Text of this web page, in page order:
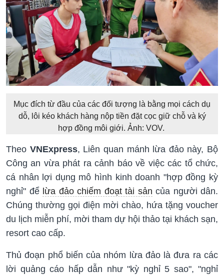
Mục đích từ đầu của các đối tượng là bằng mọi cách dụ
dỗ, lôi kéo khách hàng nộp tiền đặt cọc giữ chỗ và ký
hợp đồng môi giới. Ảnh: VOV.
Theo VNExpress, Liên quan mánh lừa đảo này, Bộ
Công an vừa phát ra cảnh báo về việc các tổ chức,
cá nhân lợi dụng mô hình kinh doanh "hợp đồng kỳ
nghỉ" để lừa đảo chiếm đoạt tài sản của người dân.
Chúng thường gọi điện mời chào, hứa tặng voucher
du lịch miễn phí, mời tham dự hội thảo tại khách sạn,
resort cao cấp.
Thủ đoạn phổ biến của nhóm lừa đảo là đưa ra các
lời quảng cáo hấp dẫn như "kỳ nghỉ 5 sao", "nghỉ